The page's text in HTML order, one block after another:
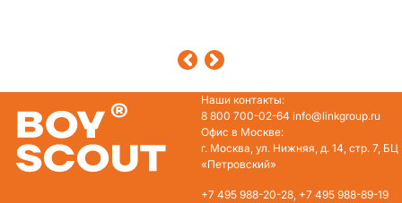
Наши контакты:
8 800 700-02-64 info@linkgroup.ru
Офис в Москве:
г. Москва, ул. Нижняя, д. 14, стр. 7, БЦ
«Петровский»
+7 495 988-20-28 +7 495 988-89-19